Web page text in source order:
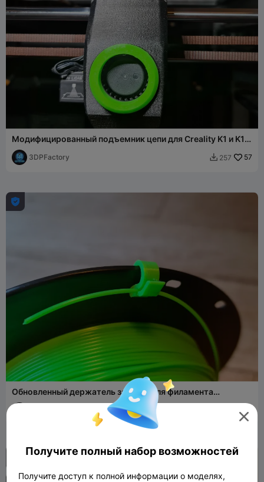
Модифицированный подъемник цепи для Creality K1 и K1
Max для предотвращения провисания цепи
3DPFactory  257 57

Обновленный держатель зажима для филамента
предотвращает разматывание катушки
889

Получите полный набор возможностей
Получите доступ к полной информации о моделях,